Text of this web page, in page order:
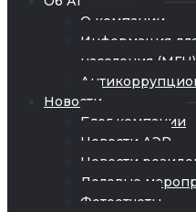
О компании
Информация
населения (МГН)
Новости
Блог компании
Новости АЭР
Новости
Деловые
Фотоотчеты